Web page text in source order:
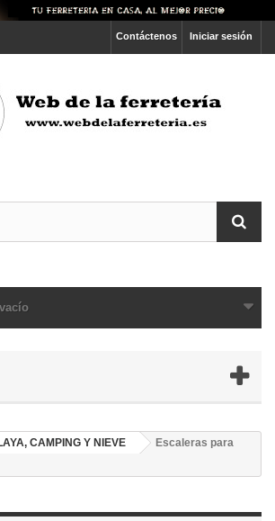
Iniciar sesión
Contáctenos
vacío
CAMPING Y NIEVE
Escaleras para